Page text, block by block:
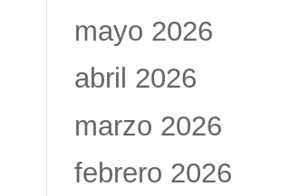
mayo 2026
abril 2026
marzo 2026
febrero 2026